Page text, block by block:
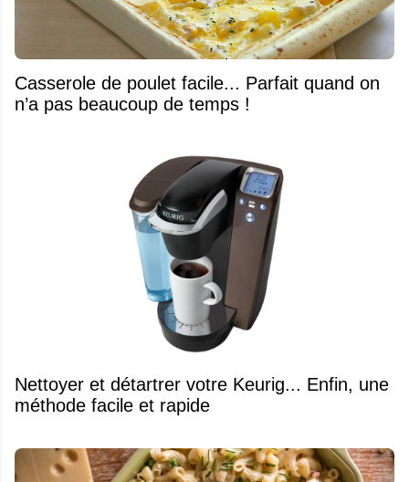
Casserole de poulet facile... Parfait quand on
n’a pas beaucoup de temps !
Nettoyer et détartrer votre Keurig... Enfin, une
méthode facile et rapide